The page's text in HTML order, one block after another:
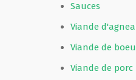
Sauces
Viande
Viande de
Viande de porc